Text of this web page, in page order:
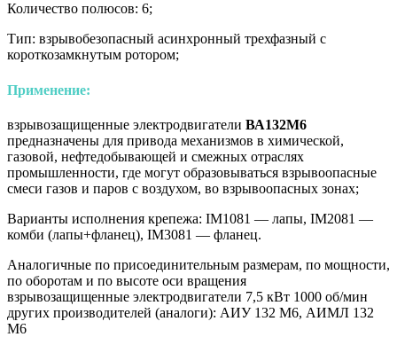
Количество полюсов: 6;
Тип: взрывобезопасный асинхронный трехфазный с
короткозамкнутым ротором;
Применение:
взрывозащищенные электродвигатели ВА132M6
предназначены для привода механизмов в химической,
газовой, нефтедобывающей и смежных отраслях
промышленности, где могут образовываться взрывоопасные
смеси газов и паров с воздухом, во взрывоопасных зонах;
Варианты исполнения крепежа: IM1081 — лапы, IM2081 —
комби (лапы+фланец), IM3081 — фланец.
Аналогичные по присоединительным размерам, по мощности,
по оборотам и по высоте оси вращения
взрывозащищенные электродвигатели 7,5 кВт 1000 об/мин
других производителей (аналоги): АИУ 132 M6, АИМЛ 132
M6